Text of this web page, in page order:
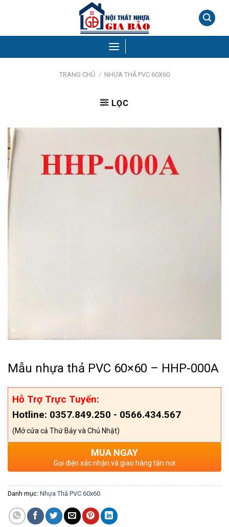
TRANG CHỦ / NHỰA THẢ PVC 60X60
LỌC
Mẫu nhựa thả PVC 60×60 – HHP-000A
Hỗ Trợ Trực Tuyến:
Hotline: 0357.849.250 - 0566.434.567
(Mở cửa cả Thứ Bảy và Chủ Nhật)
MUA NGAY
Gọi điện xác nhận và giao hàng tận nơi
Danh mục: Nhựa Thả PVC 60x60